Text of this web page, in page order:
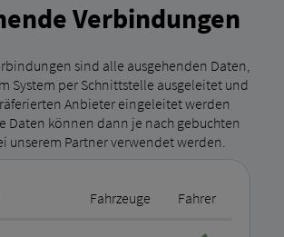
Verbindungen
sind alle ausgehenden Daten,
System per Schnittstelle ausgeleitet und
Anbieter eingeleitet werden
Daten können dann je nach gebuchten
unserem Partner verwendet werden.
Fahrzeuge Fahrer